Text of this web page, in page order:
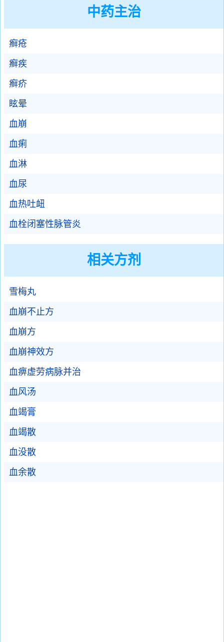
中药主治
癣疮
癣疾
癣疥
眩晕
血崩
血痢
血淋
血尿
血热吐衄
血栓闭塞性脉管炎
相关方剂
雪梅丸
血崩不止方
血崩方
血崩神效方
血痹虚劳病脉并治
血风汤
血竭膏
血竭散
血没散
血余散